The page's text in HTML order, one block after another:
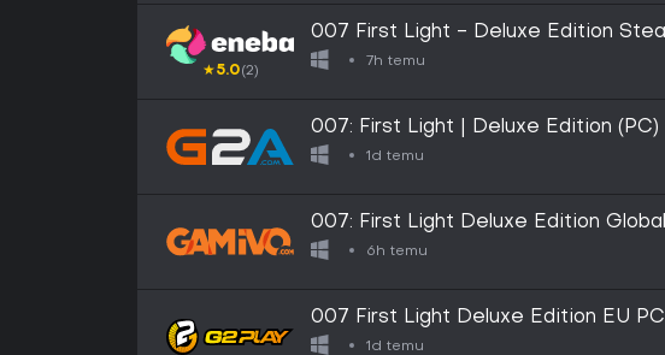
★5.0(2)
007 First Light - Deluxe Edition
7h temu
007: First Light | Deluxe Edition
EUROPE1d temu
007: First Light Deluxe Edition
6h temu
007 First Light Deluxe Edition EU
1d temu